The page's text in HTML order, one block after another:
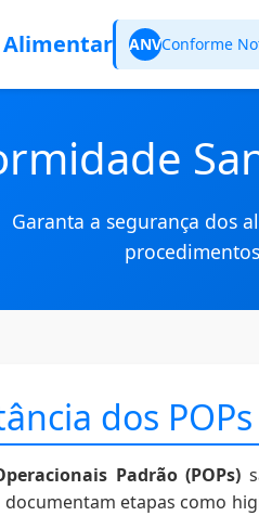
Alimentar ANVConforme
Garanta a segurança dos
dos
Padrão (POPs)
documentam etapas como